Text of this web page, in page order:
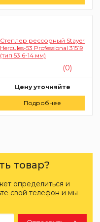
Степлер рессорный Stayer
Hercules-53 Professional 31519
(тип 53 6-14 мм)
(0)
Цену уточняйте
Заказать
Подробнее
товар?
определиться и
свой телефон и мы